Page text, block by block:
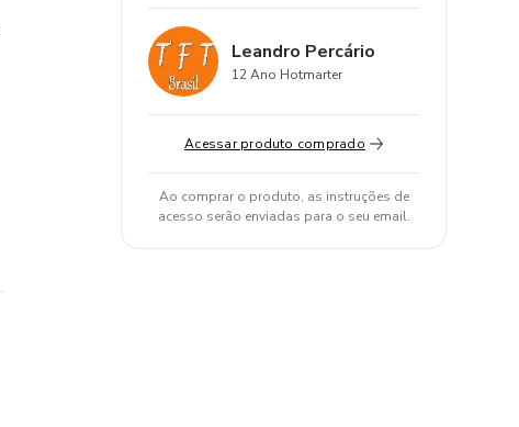
Leandro Percário
12 Ano Hotmarter
Acessar produto comprado
Ao comprar o produto, as instruções de
acesso serão enviadas para o seu email.